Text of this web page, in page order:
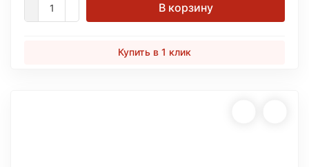
В корзину
Купить в 1 клик